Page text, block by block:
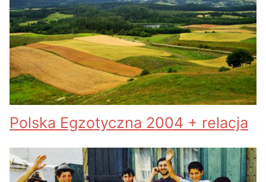
Polska Egzotyczna 2004 + relacja